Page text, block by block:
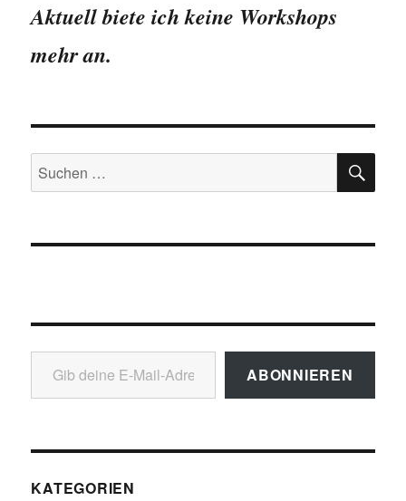
Aktuell biete ich keine Workshops
mehr an.
Suchen
nach:
Gib deine E-Mail-Adresse ein ...
ABONNIEREN
KATEGORIEN